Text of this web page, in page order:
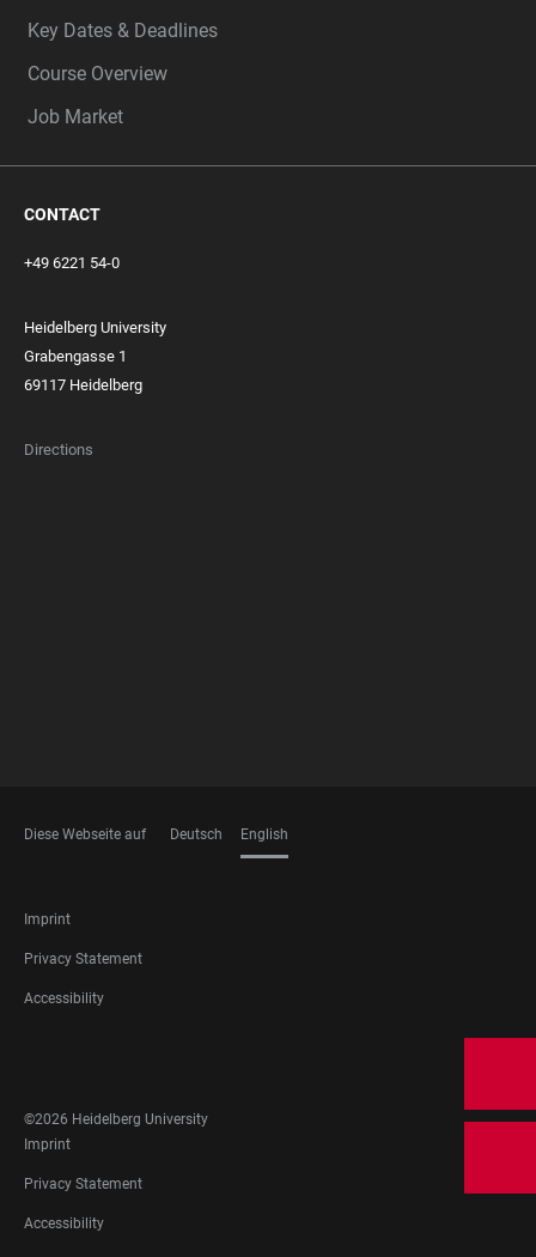
Key Dates & Deadlines
Course Overview
Job Market
CONTACT
+49 6221 54-0
Heidelberg University
Grabengasse 1
69117 Heidelberg
Directions
Diese Webseite auf Deutsch English
FOOTER
LEGAL
Imprint
Privacy Statement
Accessibility
MEDIA
©2026 Heidelberg University
FOOTER
LEGAL
Imprint
Privacy Statement
Accessibility